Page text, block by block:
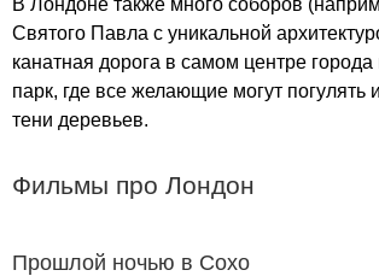
В Лондоне также много соборов
Святого Павла с уникальной
канатная дорога в самом центре города
парк, где все желающие могут погулять
тени деревьев.
Фильмы про Лондон
Прошлой ночью в Сохо